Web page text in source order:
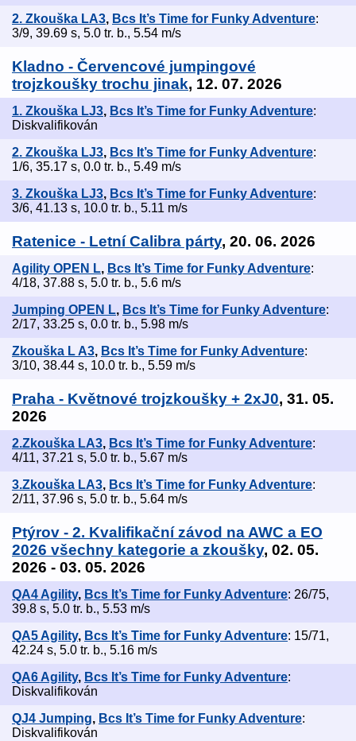
2. Zkouška LA3, Bcs It’s Time for Funky Adventure:
3/9, 39.69 s, 5.0 tr. b., 5.54 m/s
Kladno - Červencové jumpingové
trojzkoušky trochu jinak, 12. 07. 2026
1. Zkouška LJ3, Bcs It’s Time for Funky Adventure:
Diskvalifikován
2. Zkouška LJ3, Bcs It’s Time for Funky Adventure:
1/6, 35.17 s, 0.0 tr. b., 5.49 m/s
3. Zkouška LJ3, Bcs It’s Time for Funky Adventure:
3/6, 41.13 s, 10.0 tr. b., 5.11 m/s
Ratenice - Letní Calibra párty, 20. 06. 2026
Agility OPEN L, Bcs It’s Time for Funky Adventure:
4/18, 37.88 s, 5.0 tr. b., 5.6 m/s
Jumping OPEN L, Bcs It’s Time for Funky Adventure:
2/17, 33.25 s, 0.0 tr. b., 5.98 m/s
Zkouška L A3, Bcs It’s Time for Funky Adventure:
3/10, 38.44 s, 10.0 tr. b., 5.59 m/s
Praha - Květnové trojzkoušky + 2xJ0, 31. 05.
2026
2.Zkouška LA3, Bcs It’s Time for Funky Adventure:
4/11, 37.21 s, 5.0 tr. b., 5.67 m/s
3.Zkouška LA3, Bcs It’s Time for Funky Adventure:
2/11, 37.96 s, 5.0 tr. b., 5.64 m/s
Ptýrov - 2. Kvalifikační závod na AWC a EO
2026 všechny kategorie a zkoušky, 02. 05.
2026 - 03. 05. 2026
QA4 Agility, Bcs It’s Time for Funky Adventure: 26/75,
39.8 s, 5.0 tr. b., 5.53 m/s
QA5 Agility, Bcs It’s Time for Funky Adventure: 15/71,
42.24 s, 5.0 tr. b., 5.16 m/s
QA6 Agility, Bcs It’s Time for Funky Adventure:
Diskvalifikován
QJ4 Jumping, Bcs It’s Time for Funky Adventure:
Diskvalifikován